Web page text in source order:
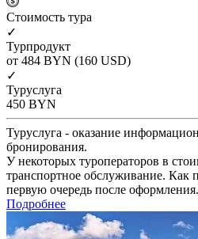
Cтоимость тура
✓
Турпродукт
от 484 BYN (160 USD)
✓
Туруслуга
450 BYN
Туруслуга - оказание
бронирования.
У некоторых туроператоров в
транспортное обслуживание. Как
первую очередь после оформления.
Подробнее